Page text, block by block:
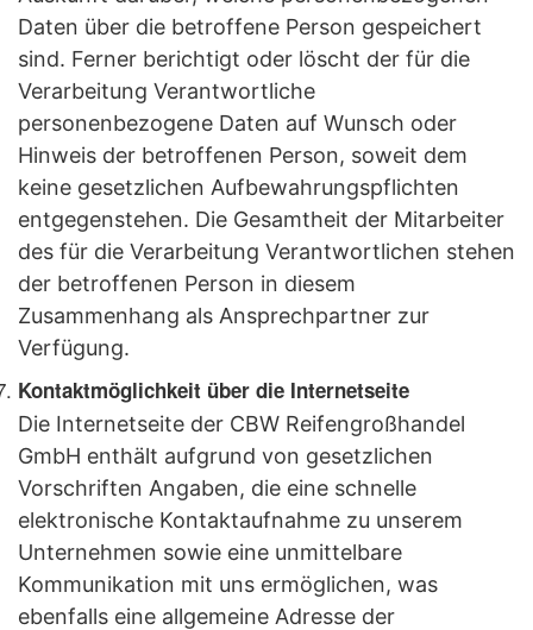
Daten über die betroffene Person gespeichert
sind. Ferner berichtigt oder löscht der für die
Verarbeitung Verantwortliche
personenbezogene Daten auf Wunsch oder
Hinweis der betroffenen Person, soweit dem
keine gesetzlichen Aufbewahrungspflichten
entgegenstehen. Die Gesamtheit der Mitarbeiter
des für die Verarbeitung Verantwortlichen stehen
der betroffenen Person in diesem
Zusammenhang als Ansprechpartner zur
Verfügung.
Kontaktmöglichkeit über die Internetseite
Die Internetseite der CBW Reifengroßhandel
GmbH enthält aufgrund von gesetzlichen
Vorschriften Angaben, die eine schnelle
elektronische Kontaktaufnahme zu unserem
Unternehmen sowie eine unmittelbare
Kommunikation mit uns ermöglichen, was
ebenfalls eine allgemeine Adresse der